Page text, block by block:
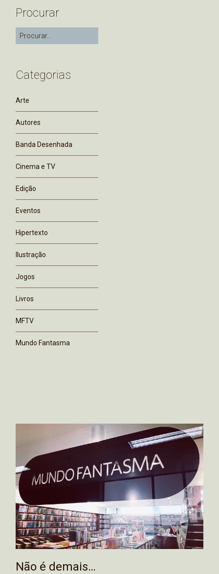
Procurar
Categorias
Arte
Autores
Banda Desenhada
Cinema e TV
Edição
Eventos
Hipertexto
Ilustração
Jogos
Livros
MFTV
Mundo Fantasma
Não é demais…